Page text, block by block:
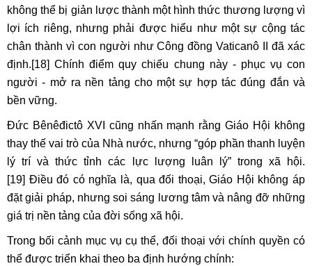
không thể bị giản lược thành một hình thức thương lượng vì
lợi ích riêng, nhưng phải được hiểu như một sự cộng tác
chân thành vì con người như Công đồng Vaticanô II đã xác
định.[18] Chính điểm quy chiếu chung này - phục vụ con
người - mở ra nền tảng cho một sự hợp tác đúng đắn và
bền vững.
Đức Bênêđictô XVI cũng nhấn mạnh rằng Giáo Hội không
thay thế vai trò của Nhà nước, nhưng “góp phần thanh luyện
lý trí và thức tỉnh các lực lượng luân lý” trong xã hội.
[19] Điều đó có nghĩa là, qua đối thoại, Giáo Hội không áp
đặt giải pháp, nhưng soi sáng lương tâm và nâng đỡ những
giá trị nền tảng của đời sống xã hội.
Trong bối cảnh mục vụ cụ thể, đối thoại với chính quyền có
thể được triển khai theo ba định hướng chính: